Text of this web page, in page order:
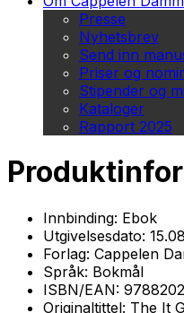
Presse
Nyhetsbrev
Send inn
Priser og
Stipender og
Kataloger
Rapport 2025
Innbinding: Ebok
Utgivelsesdato:
Forlag: Cappelen
Språk: Bokmål
ISBN/EAN:
Originaltittel: The It